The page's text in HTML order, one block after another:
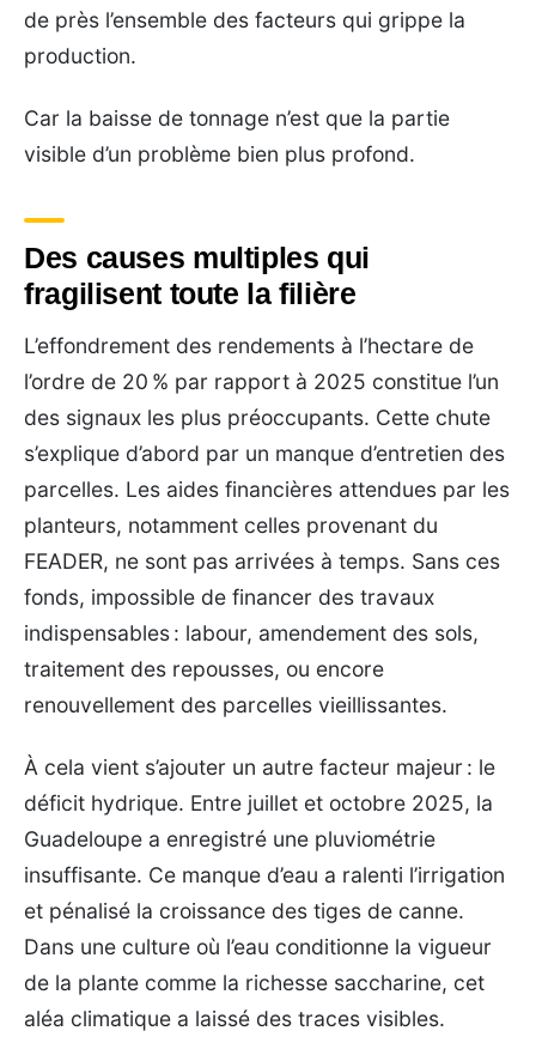
de près l’ensemble des facteurs qui grippe la
production.
Car la baisse de tonnage n’est que la partie
visible d’un problème bien plus profond.
Des causes multiples qui
fragilisent toute la filière
L’effondrement des rendements à l’hectare de
l’ordre de 20 % par rapport à 2025 constitue l’un
des signaux les plus préoccupants. Cette chute
s’explique d’abord par un manque d’entretien des
parcelles. Les aides financières attendues par les
planteurs, notamment celles provenant du
FEADER, ne sont pas arrivées à temps. Sans ces
fonds, impossible de financer des travaux
indispensables : labour, amendement des sols,
traitement des repousses, ou encore
renouvellement des parcelles vieillissantes.
À cela vient s’ajouter un autre facteur majeur : le
déficit hydrique. Entre juillet et octobre 2025, la
Guadeloupe a enregistré une pluviométrie
insuffisante. Ce manque d’eau a ralenti l’irrigation
et pénalisé la croissance des tiges de canne.
Dans une culture où l’eau conditionne la vigueur
de la plante comme la richesse saccharine, cet
aléa climatique a laissé des traces visibles.